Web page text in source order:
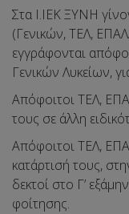
Στα Ι.ΙΕΚ ΞΥΝΗ
(Γενικών, ΤΕΛ,
εγγράφονται
Γενικών Λυκείων,
Απόφοιτοι ΤΕΛ,
τους σε άλλη
Απόφοιτοι ΤΕΛ,
κατάρτισή τους,
δεκτοί στο Γ’
φοίτησης.